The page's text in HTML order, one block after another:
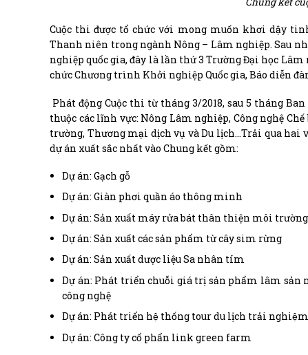
Cuộc thi được tổ chức với mong muốn khơi dậy
Thanh niên trong ngành Nông – Lâm nghiệp. Sau
nghiệp quốc gia, đây là lần thứ 3 Trường Đại học
chức Chương trình Khởi nghiệp Quốc gia, Báo diễn
Phát động Cuộc thi từ tháng 3/2018, sau 5 tháng
thuộc các lĩnh vực: Nông Lâm nghiệp, Công nghệ
trường, Thương mại dịch vụ và Du lịch…Trải qua hai
dự án xuất sắc nhất vào Chung kết gồm:
Dự án: Gạch gỗ
Dự án: Giàn phơi quần áo thông minh
Dự án: Sản xuất máy rửa bát thân thiện môi trường
Dự án: Sản xuất các sản phẩm từ cây sim rừng
Dự án: Sản xuất dược liệu Sa nhân tím
Dự án: Phát triển chuỗi giá trị sản phẩm lâm sản
công nghệ
Dự án: Phát triển hệ thống tour du lịch trải
Dự án: Công ty cổ phẩn link green farm